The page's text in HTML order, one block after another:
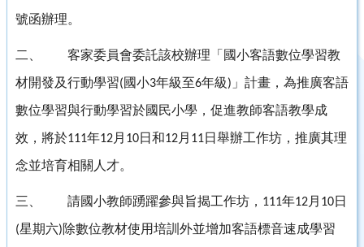
號函辦理。
二、
客家委員會委託該校辦理「國小客語數位學習教
材開發及行動學習(國小3年級至6年級) 」計畫，為推廣客語
數位學習與行動學習於國民小學，促進教師客語教學成
效，將於111年12月 10日和12月 11日舉辦工作坊，推廣其理
念並培育相關人才。
三、 請國小教師踴躍參與旨揭工作坊， 111年12月 10日
(星期六)除數位教材使用培訓外並增加客語標音速成學習